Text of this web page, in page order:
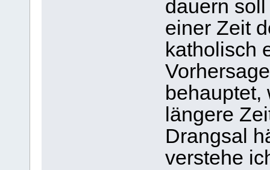
dauern
einer Zeit
katholisch
längere
Drangsal
verstehe